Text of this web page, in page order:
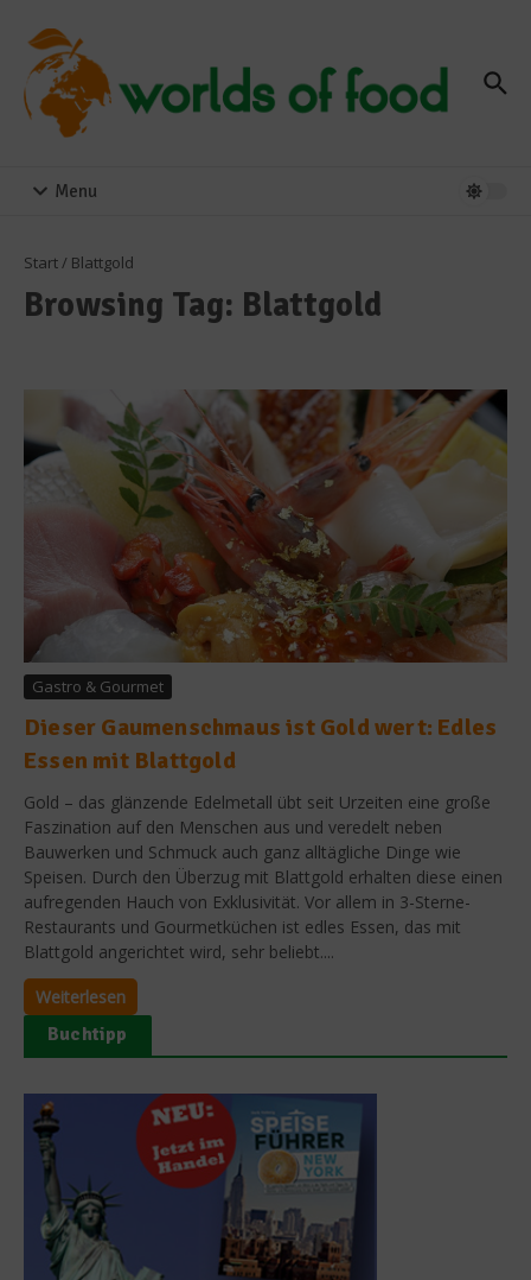
Menu
Start/ Blattgold
Browsing Tag: Blattgold
Gastro & Gourmet
Dieser Gaumenschmaus ist Gold wert: Edles
Essen mit Blattgold
Gold – das glänzende Edelmetall übt seit Urzeiten eine große
Faszination auf den Menschen aus und veredelt neben
Bauwerken und Schmuck auch ganz alltägliche Dinge wie
Speisen. Durch den Überzug mit Blattgold erhalten diese einen
aufregenden Hauch von Exklusivität. Vor allem in 3-Sterne-
Restaurants und Gourmetküchen ist edles Essen, das mit
Blattgold angerichtet wird, sehr beliebt....
Weiterlesen
Buchtipp